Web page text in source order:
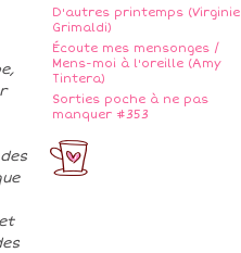
D'autres printemps (Virginie
Grimaldi)
Écoute mes mensonges /
Mens-moi à l'oreille (Amy
Tintera)
Sorties poche à ne pas
manquer #353